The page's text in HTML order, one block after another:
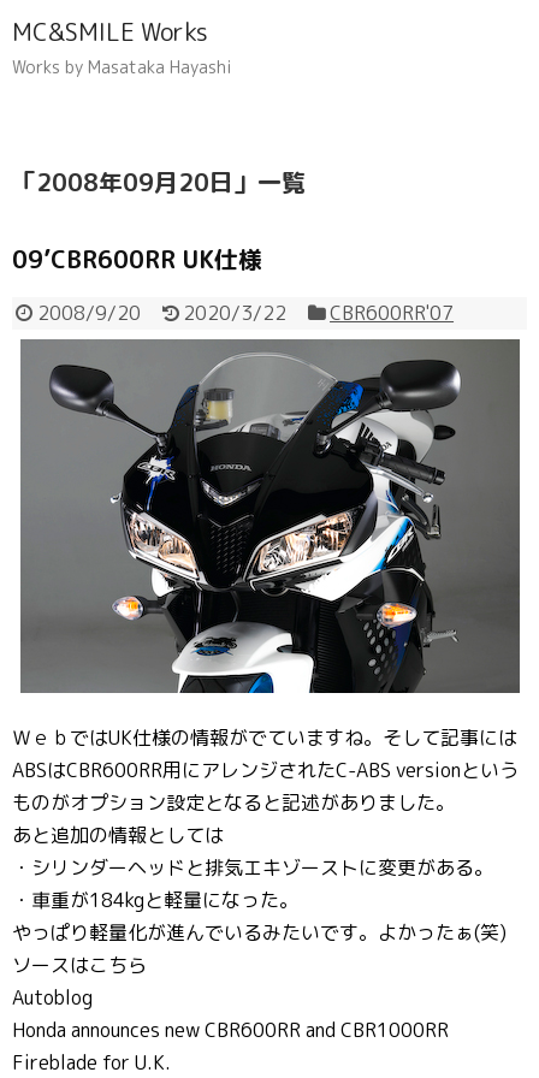
MC&SMILE Works
Works by Masataka Hayashi
「2008年09月20日 」 一覧
09’CBR600RR UK仕様
2008/9/20 2020/3/22 CBR600RR'07
ＷｅｂではUK仕様の情報がでていますね。そして記事には
ABSはCBR600RR用にアレンジされたC-ABS versionという
ものがオプション設定となると記述がありました。
あと追加の情報としては
・シリンダーヘッドと排気エキゾーストに変更がある。
・車重が184kgと軽量になった。
やっぱり軽量化が進んでいるみたいです。よかったぁ(笑)
ソースはこちら
Autoblog
Honda announces new CBR600RR and CBR1000RR
Fireblade for U.K.